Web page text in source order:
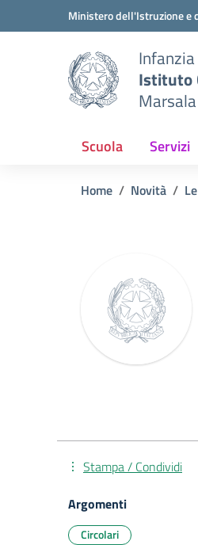
Vai ai contenuti
Vai al menu di navigazione
Ministero dell'Istruzione e
Istituto
Scuola Servizi
Home Novità
Stampa / Condividi
Argomenti
Circolari